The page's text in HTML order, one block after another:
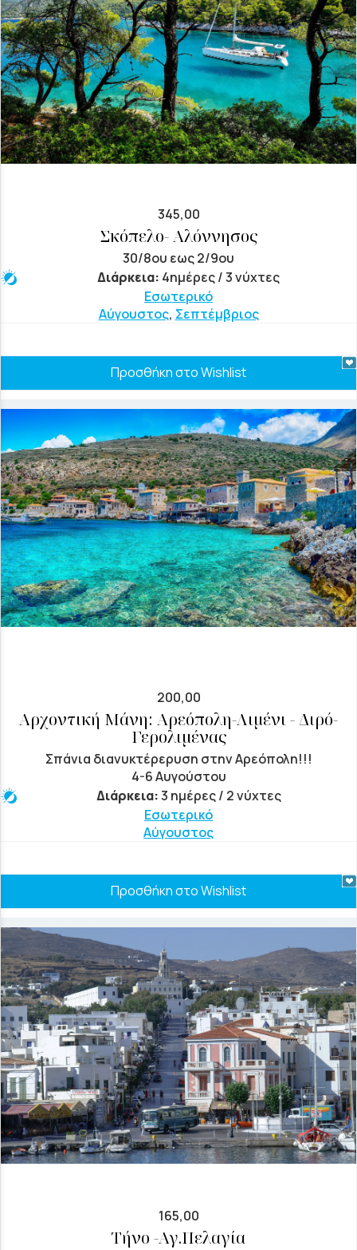
345,00
Σκόπελο- Αλόννησος
30/8ου εως 2/9ου
Διάρκεια: 4ημέρες / 3 νύχτες
Εσωτερικό
Αύγουστος, Σεπτέμβριος
Προσθήκη στο Wishlist
200,00
Αρχοντική Μάνη: Αρεόπολη-Λιμένι - Διρό-
Γερολιμένας
Σπάνια διανυκτέρερυση στην Αρεόπολη!!!
4-6 Αυγούστου
Διάρκεια:3 ημέρες / 2 νύχτες
Εσωτερικό
Αύγουστος
Προσθήκη στο Wishlist
165,00
Τήνο -Αγ.Πελαγία